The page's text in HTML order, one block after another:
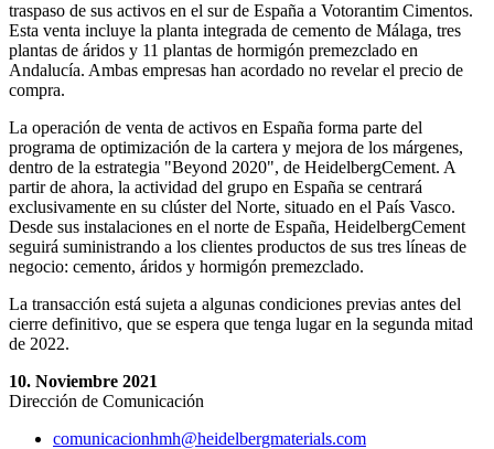
traspaso de sus activos en el sur de España a Votorantim Cimentos.
Esta venta incluye la planta integrada de cemento de Málaga, tres
plantas de áridos y 11 plantas de hormigón premezclado en
Andalucía. Ambas empresas han acordado no revelar el precio de
compra.
La operación de venta de activos en España forma parte del
programa de optimización de la cartera y mejora de los márgenes,
dentro de la estrategia "Beyond 2020", de HeidelbergCement. A
partir de ahora, la actividad del grupo en España se centrará
exclusivamente en su clúster del Norte, situado en el País Vasco.
Desde sus instalaciones en el norte de España, HeidelbergCement
seguirá suministrando a los clientes productos de sus tres líneas de
negocio: cemento, áridos y hormigón premezclado.
La transacción está sujeta a algunas condiciones previas antes del
cierre definitivo, que se espera que tenga lugar en la segunda mitad
de 2022.
10. Noviembre 2021
Dirección de Comunicación
comunicacionhmh​@heidelbergmaterials.com